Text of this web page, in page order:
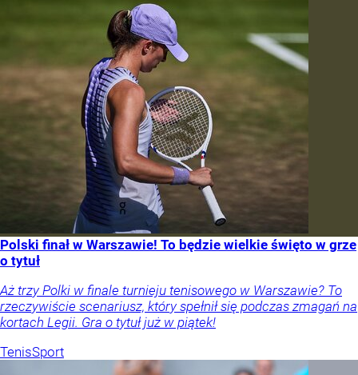
Polski finał w Warszawie! To będzie wielkie święto w grze
o tytuł
Aż trzy Polki w finale turnieju tenisowego w Warszawie? To
rzeczywiście scenariusz, który spełnił się podczas zmagań na
kortach Legii. Gra o tytuł już w piątek!
TenisSport